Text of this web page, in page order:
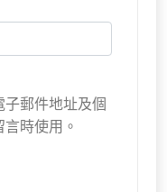
郵件地址及個
時使用。